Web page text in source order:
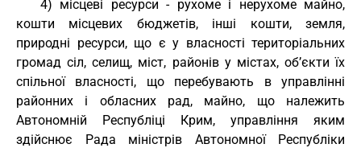
4) місцеві ресурси - рухоме і нерухоме майно,
кошти місцевих бюджетів, інші кошти, земля,
природні ресурси, що є у власності територіальних
громад сіл, селищ, міст, районів у містах, об’єкти їх
спільної власності, що перебувають в управлінні
районних і обласних рад, майно, що належить
Автономній Республіці Крим, управління яким
здійснює Рада міністрів Автономної Республіки